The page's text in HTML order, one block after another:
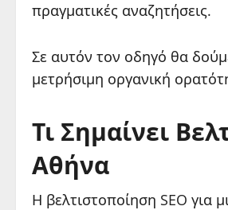
πραγματικές αναζητήσεις.
Σε αυτόν τον οδηγό θα
μετρήσιμη οργανική
Τι Σημαίνει
Αθήνα
Η βελτιστοποίηση SEO για